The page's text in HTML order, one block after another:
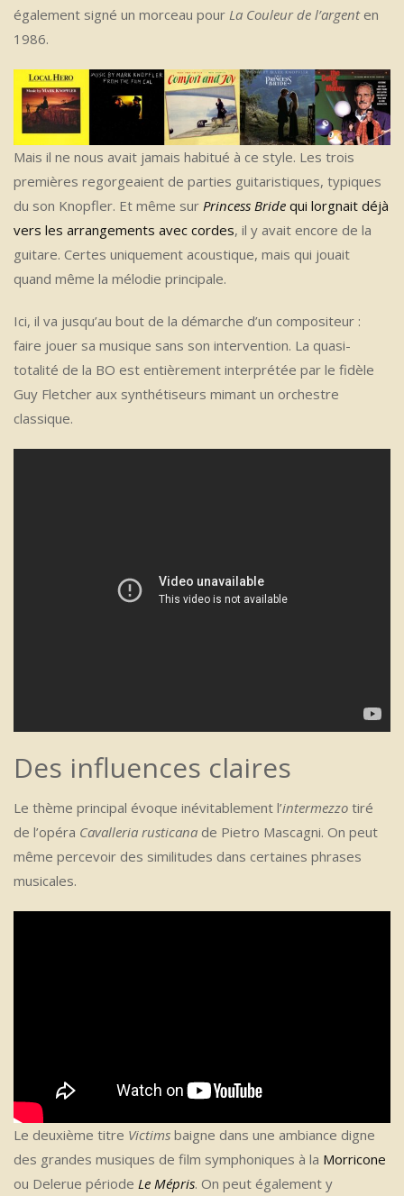
également signé un morceau pour La Couleur de l’argenten
1986.
Mais il ne nous avait jamais habitué à ce style. Les trois
premières regorgeaient de parties guitaristiques, typiques
du son Knopfler. Et même sur Princess Bride qui lorgnait déjà
vers les arrangements avec cordes, il y avait encore de la
guitare. Certes uniquement acoustique, mais qui jouait
quand même la mélodie principale.
Ici, il va jusqu’au bout de la démarche d’un compositeur :
faire jouer sa musique sans son intervention. La quasi-
totalité de la BO est entièrement interprétée par le fidèle
Guy Fletcher aux synthétiseurs mimant un orchestre
classique.
Des influences claires
Le thème principal évoque inévitablement l’intermezzo tiré
de l’opéra Cavalleria rusticana de Pietro Mascagni. On peut
même percevoir des similitudes dans certaines phrases
musicales.
Le deuxième titre Victims baigne dans une ambiance digne
des grandes musiques de film symphoniques à la Morricone
ou Delerue période Le Mépris. On peut également y